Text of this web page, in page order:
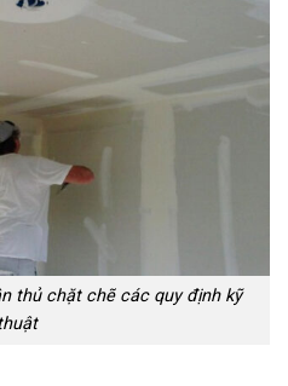
thủ chặt chẽ các quy định kỹ